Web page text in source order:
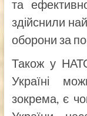
та
здійснили
оборони за
Також у
Україні
зокрема, є